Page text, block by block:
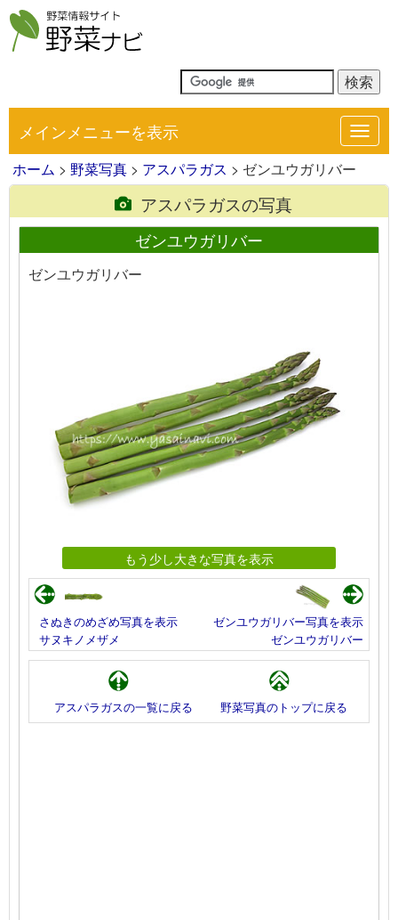
メインメニューを表示
ホーム > 野菜写真 > アスパラガス > ゼンユウガリバー
アスパラガスの写真
ゼンユウガリバー
ゼンユウガリバー
もう少し大きな写真を表示
さぬきのめざめ写真を表示
サヌキノメザメ
ゼンユウガリバー写真を表示
ゼンユウガリバー
アスパラガスの一覧に戻る 野菜写真のトップに戻る